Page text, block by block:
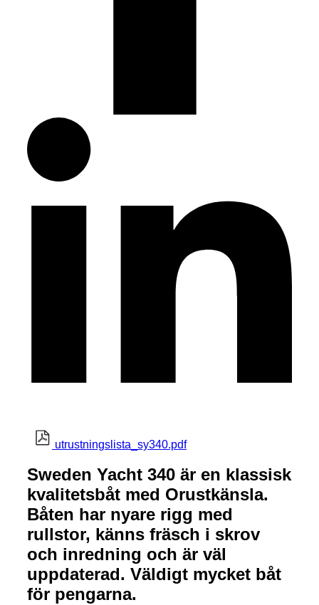
utrustningslista_sy340.pdf
Sweden Yacht 340 är en klassisk
kvalitetsbåt med Orustkänsla.
Båten har nyare rigg med
rullstor, känns fräsch i skrov
och inredning och är väl
uppdaterad. Väldigt mycket båt
för pengarna.